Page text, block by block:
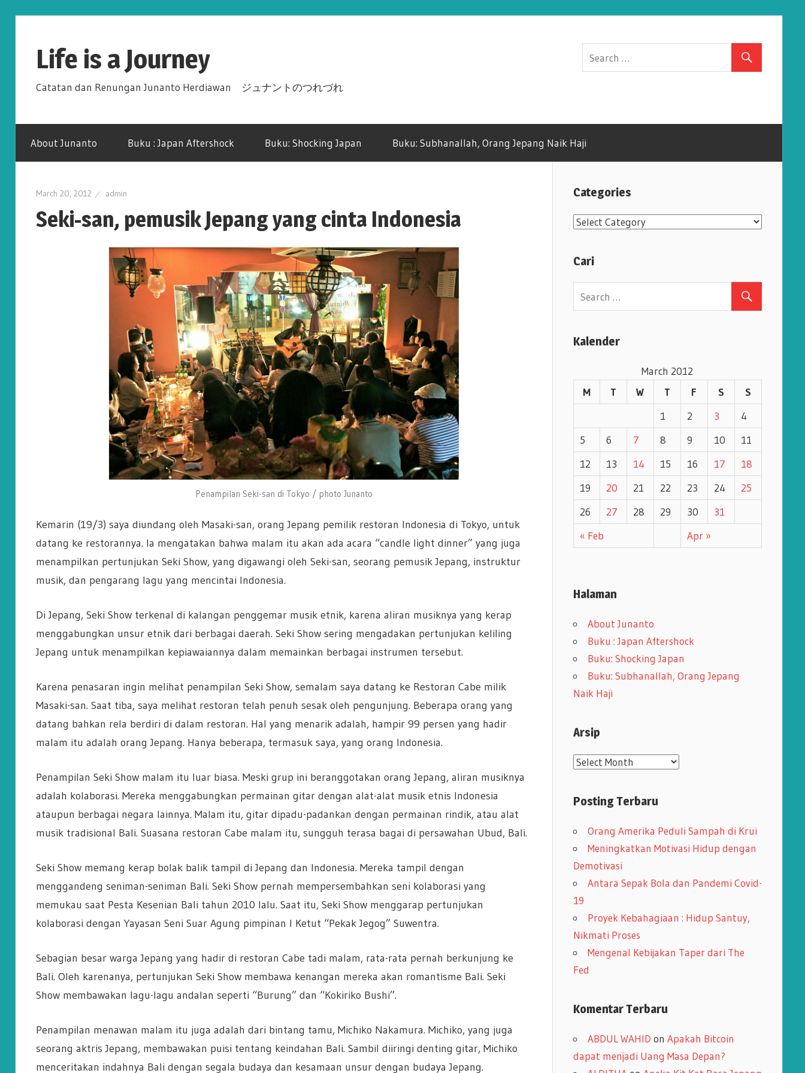
contentLife is a Journey
Catatan dan Renungan Junanto Herdiawan ジュナントのつれづれ
About Junanto Buku : Japan Aftershock Buku: Shocking Japan Buku: Subhanallah, Orang Jepang Naik Haji
March 20, 2012 admin
Seki-san, pemusik Jepang yang cinta Indonesia
Penampilan Seki-san di Tokyo / photo Junanto
Kemarin (19/3) saya diundang oleh Masaki-san, orang Jepang pemilik restoran Indonesia di Tokyo, untuk
datang ke restorannya. Ia mengatakan bahwa malam itu akan ada acara “candle light dinner” yang juga
menampilkan pertunjukan Seki Show, yang digawangi oleh Seki-san, seorang pemusik Jepang, instruktur
musik, dan pengarang lagu yang mencintai Indonesia.
Di Jepang, Seki Show terkenal di kalangan penggemar musik etnik, karena aliran musiknya yang kerap
menggabungkan unsur etnik dari berbagai daerah. Seki Show sering mengadakan pertunjukan keliling
Jepang untuk menampilkan kepiawaiannya dalam memainkan berbagai instrumen tersebut.
Karena penasaran ingin melihat penampilan Seki Show, semalam saya datang ke Restoran Cabe milik
Masaki-san. Saat tiba, saya melihat restoran telah penuh sesak oleh pengunjung. Beberapa orang yang
datang bahkan rela berdiri di dalam restoran. Hal yang menarik adalah, hampir 99 persen yang hadir
malam itu adalah orang Jepang. Hanya beberapa, termasuk saya, yang orang Indonesia.
Penampilan Seki Show malam itu luar biasa. Meski grup ini beranggotakan orang Jepang, aliran musiknya
adalah kolaborasi. Mereka menggabungkan permainan gitar dengan alat-alat musik etnis Indonesia
ataupun berbagai negara lainnya. Malam itu, gitar dipadu-padankan dengan permainan rindik, atau alat
musik tradisional Bali. Suasana restoran Cabe malam itu, sungguh terasa bagai di persawahan Ubud, Bali.
Seki Show memang kerap bolak balik tampil di Jepang dan Indonesia. Mereka tampil dengan
menggandeng seniman-seniman Bali. Seki Show pernah mempersembahkan seni kolaborasi yang
memukau saat Pesta Kesenian Bali tahun 2010 lalu. Saat itu, Seki Show menggarap pertunjukan
kolaborasi dengan Yayasan Seni Suar Agung pimpinan I Ketut “Pekak Jegog” Suwentra.
Sebagian besar warga Jepang yang hadir di restoran Cabe tadi malam, rata-rata pernah berkunjung ke
Bali. Oleh karenanya, pertunjukan Seki Show membawa kenangan mereka akan romantisme Bali. Seki
Show membawakan lagu-lagu andalan seperti “Burung” dan “Kokiriko Bushi”.
Penampilan menawan malam itu juga adalah dari bintang tamu, Michiko Nakamura. Michiko, yang juga
seorang aktris Jepang, membawakan puisi tentang keindahan Bali. Sambil diiringi denting gitar, Michiko
menceritakan indahnya Bali dengan segala budaya dan kesamaan unsur dengan budaya Jepang.
Categories
C
t
o
i
s
Cari
Kalender
March 2012
M
T W T F S S
« Feb Apr »
1 2 3
4
5
6 7 8 9 10
11
12
13 14 15 16 17
18
19
20 21 22 23 24
25
26
27 28 29 30 31
Halaman
About Junanto
Buku : Japan Aftershock
Buku: Shocking Japan
Buku: Subhanallah, Orang Jepang
Naik Haji
Arsip
A
s
p
Posting Terbaru
Orang Amerika Peduli Sampah di Krui
Meningkatkan Motivasi Hidup dengan
Demotivasi
Antara Sepak Bola dan Pandemi Covid-
19
Proyek Kebahagiaan : Hidup Santuy,
Nikmati Proses
Mengenal Kebijakan Taper dari The
Fed
Komentar Terbaru
ABDUL WAHID on Apakah Bitcoin
dapat menjadi Uang Masa Depan?